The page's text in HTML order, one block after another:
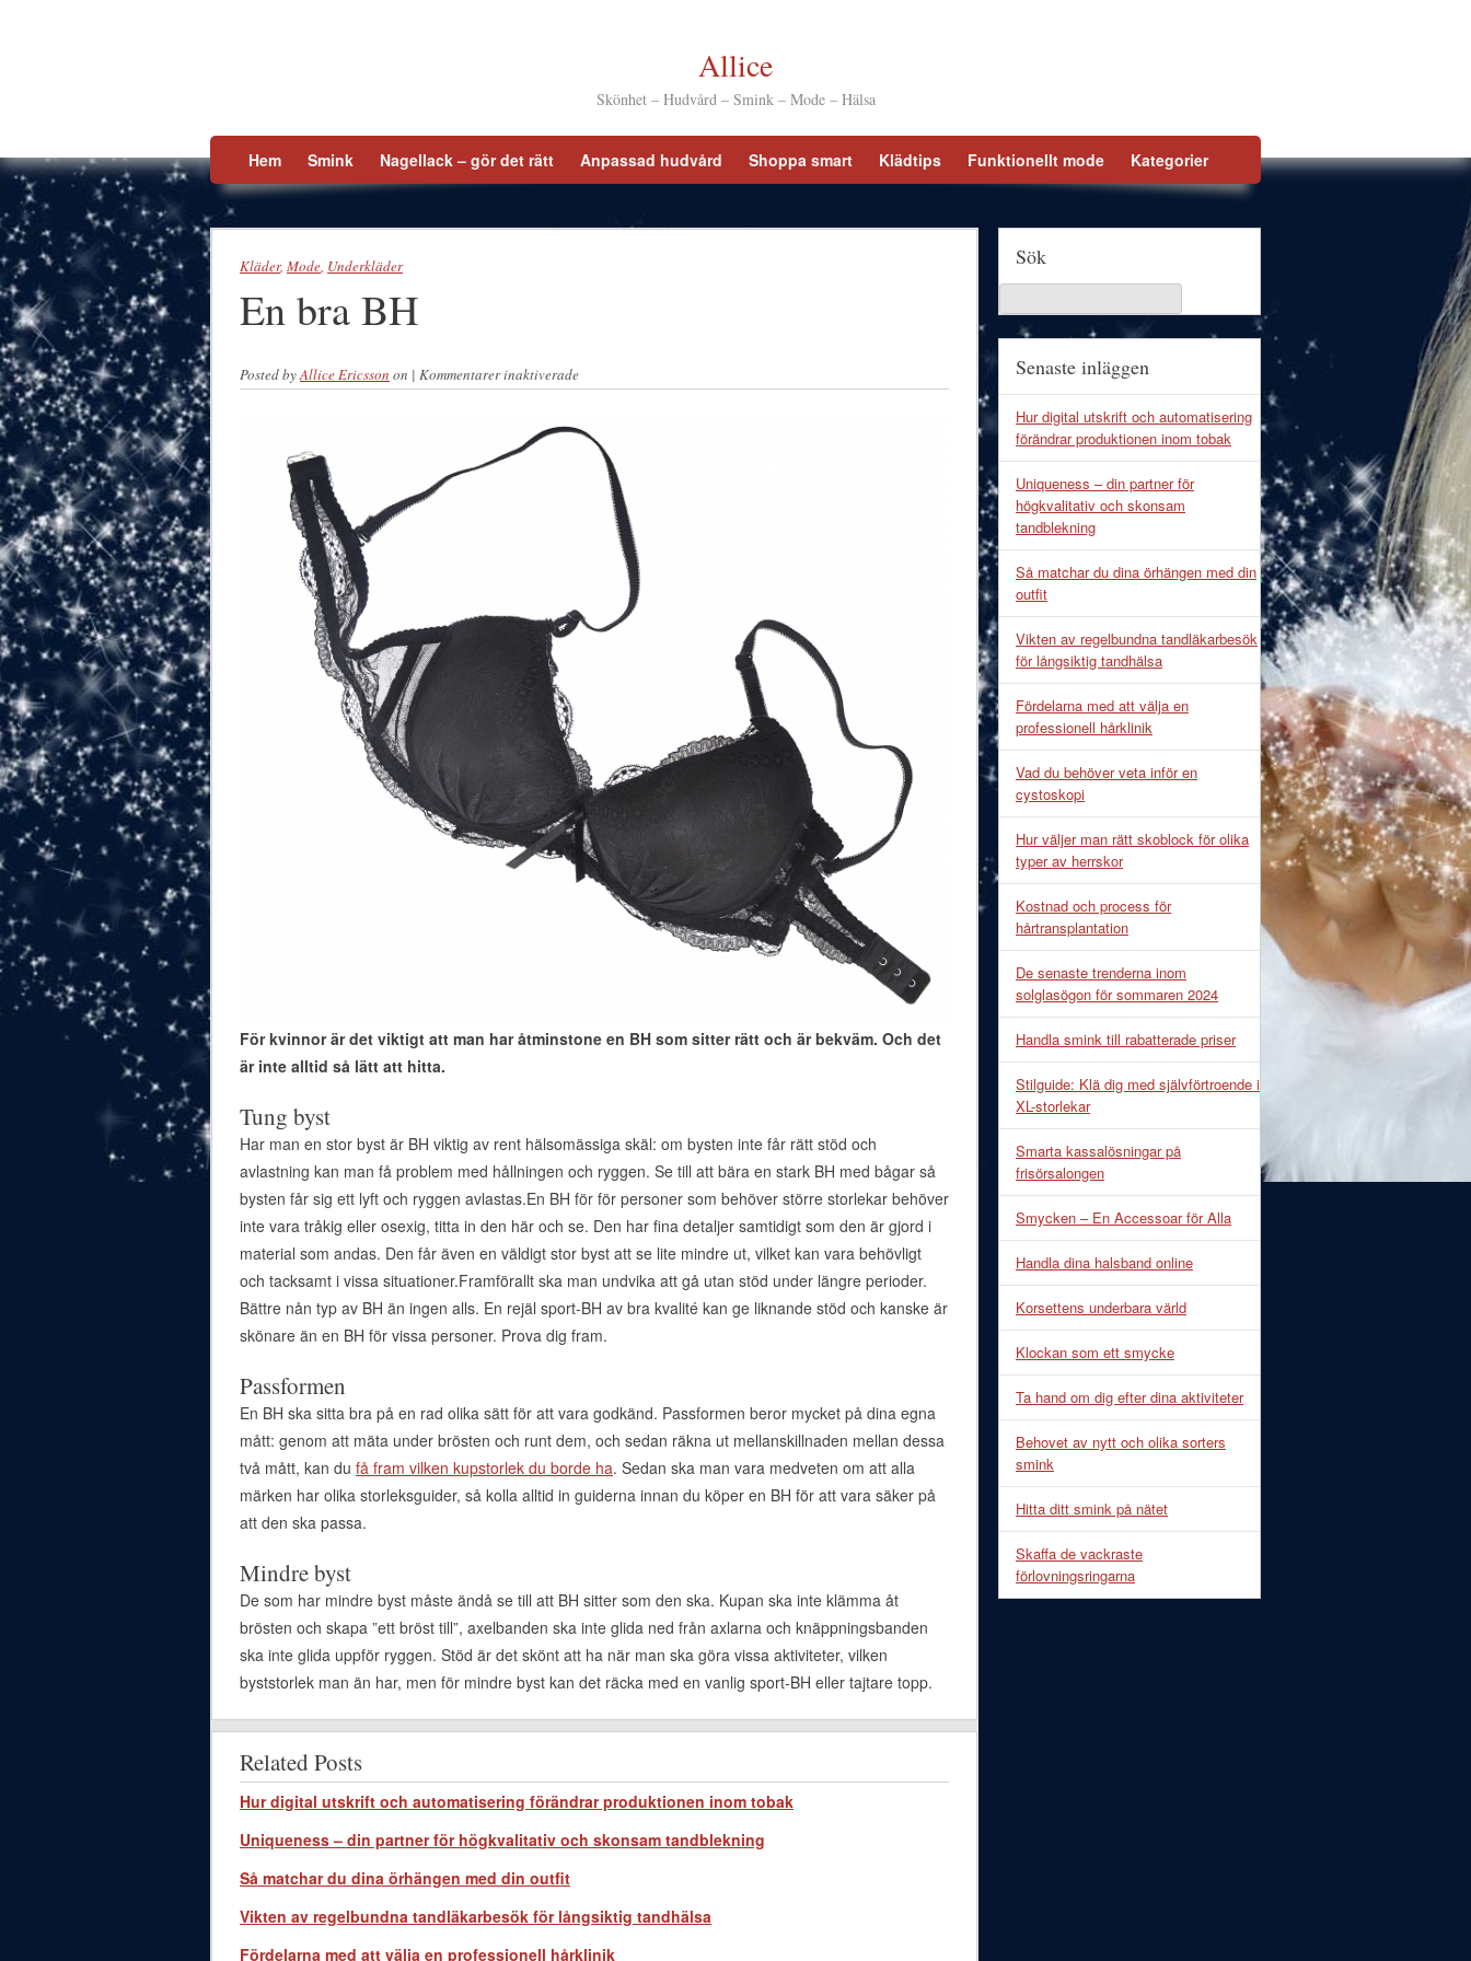
Allice
Skönhet – Hudvård – Smink – Mode – Hälsa
Skip to content
Hem Smink Nagellack – gör det rätt Anpassad hudvård Shoppa smart Klädtips Funktionellt mode Kategorier
Kläder, Mode, Underkläder
En bra BH
Posted byAllice Ericsson on | Kommentarer inaktiverade
För kvinnor är det viktigt att man har åtminstone en BH som sitter rätt och är bekväm. Och det
är inte alltid så lätt att hitta.
Tung byst
Har man en stor byst är BH viktig av rent hälsomässiga skäl: om bysten inte får rätt stöd och
avlastning kan man få problem med hållningen och ryggen. Se till att bära en stark BH med bågar så
bysten får sig ett lyft och ryggen avlastas.En BH för för personer som behöver större storlekar behöver
inte vara tråkig eller osexig, titta in den här och se. Den har fina detaljer samtidigt som den är gjord i
material som andas. Den får även en väldigt stor byst att se lite mindre ut, vilket kan vara behövligt
och tacksamt i vissa situationer.Framförallt ska man undvika att gå utan stöd under längre perioder.
Bättre nån typ av BH än ingen alls. En rejäl sport-BH av bra kvalité kan ge liknande stöd och kanske är
skönare än en BH för vissa personer. Prova dig fram.
Passformen
En BH ska sitta bra på en rad olika sätt för att vara godkänd. Passformen beror mycket på dina egna
mått: genom att mäta under brösten och runt dem, och sedan räkna ut mellanskillnaden mellan dessa
två mått, kan du få fram vilken kupstorlek du borde ha. Sedan ska man vara medveten om att alla
märken har olika storleksguider, så kolla alltid in guiderna innan du köper en BH för att vara säker på
att den ska passa.
Mindre byst
De som har mindre byst måste ändå se till att BH sitter som den ska. Kupan ska inte klämma åt
brösten och skapa ”ett bröst till”, axelbanden ska inte glida ned från axlarna och knäppningsbanden
ska inte glida uppför ryggen. Stöd är det skönt att ha när man ska göra vissa aktiviteter, vilken
byststorlek man än har, men för mindre byst kan det räcka med en vanlig sport-BH eller tajtare topp.
Related Posts
Hur digital utskrift och automatisering förändrar produktionen inom tobak
Uniqueness – din partner för högkvalitativ och skonsam tandblekning
Så matchar du dina örhängen med din outfit
Vikten av regelbundna tandläkarbesök för långsiktig tandhälsa
Fördelarna med att välja en professionell hårklinik
Sök
Senaste inläggen
Hur digital utskrift och automatisering
förändrar produktionen inom tobak
Uniqueness – din partner för
högkvalitativ och skonsam
tandblekning
Så matchar du dina örhängen med din
outfit
Vikten av regelbundna tandläkarbesök
för långsiktig tandhälsa
Fördelarna med att välja en
professionell hårklinik
Vad du behöver veta inför en
cystoskopi
Hur väljer man rätt skoblock för olika
typer av herrskor
Kostnad och process för
hårtransplantation
De senaste trenderna inom
solglasögon för sommaren 2024
Handla smink till rabatterade priser
Stilguide: Klä dig med självförtroende i
XL-storlekar
Smarta kassalösningar på
frisörsalongen
Smycken – En Accessoar för Alla
Handla dina halsband online
Korsettens underbara värld
Klockan som ett smycke
Ta hand om dig efter dina aktiviteter
Behovet av nytt och olika sorters
smink
Hitta ditt smink på nätet
Skaffa de vackraste
förlovningsringarna